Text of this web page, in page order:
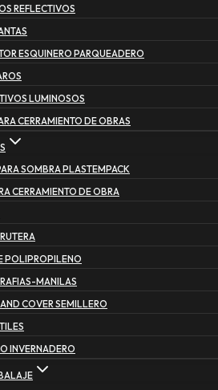
REFLECTIVOS
ESQUINERO PARQUEADERO
LUMINOSOS
CERRAMIENTO DE OBRAS
SOMBRA PLASTEMPACK
CERRAMIENTO DE OBRA
POLIPROPILENO
MANILAS
COVER SEMILLERO
INVERNADERO